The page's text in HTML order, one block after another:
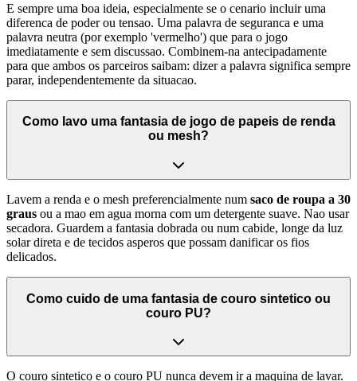
E sempre uma boa ideia, especialmente se o cenario incluir uma
diferenca de poder ou tensao. Uma palavra de seguranca e uma
palavra neutra (por exemplo 'vermelho') que para o jogo
imediatamente e sem discussao. Combinem-na antecipadamente
para que ambos os parceiros saibam: dizer a palavra significa sempre
parar, independentemente da situacao.
Como lavo uma fantasia de jogo de papeis de renda
ou mesh?
Lavem a renda e o mesh preferencialmente num saco de roupa a 30
graus ou a mao em agua morna com um detergente suave. Nao usar
secadora. Guardem a fantasia dobrada ou num cabide, longe da luz
solar direta e de tecidos asperos que possam danificar os fios
delicados.
Como cuido de uma fantasia de couro sintetico ou
couro PU?
O couro sintetico e o couro PU nunca devem ir a maquina de lavar.